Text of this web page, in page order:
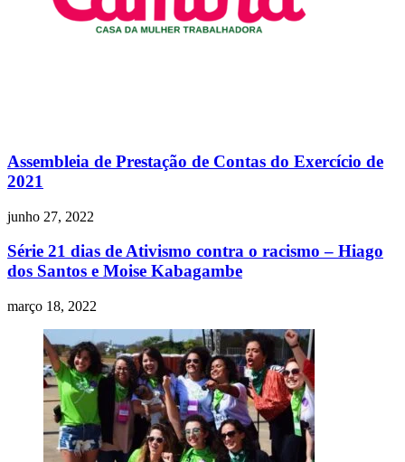
Assembleia de Prestação de Contas do Exercício de
2021
junho 27, 2022
Série 21 dias de Ativismo contra o racismo – Hiago
dos Santos e Moise Kabagambe
março 18, 2022